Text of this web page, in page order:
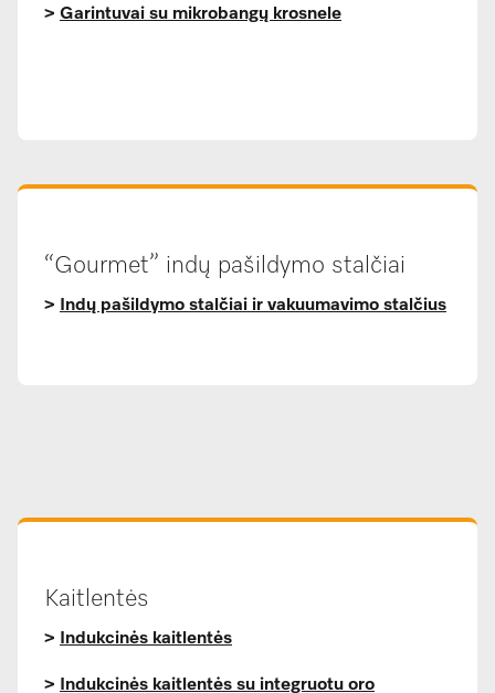
> Garintuvai su mikrobangų krosnele
“Gourmet” indų pašildymo stalčiai
> Indų pašildymo stalčiai ir vakuumavimo stalčius
Kaitlentės
> Indukcinės kaitlentės
> Indukcinės kaitlentės su integruotu oro